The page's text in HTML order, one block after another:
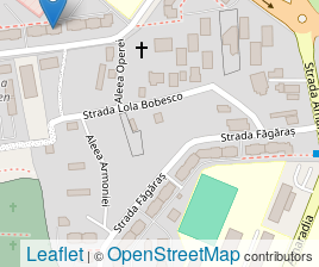
Leaflet| ©OpenStreetMapcontributors